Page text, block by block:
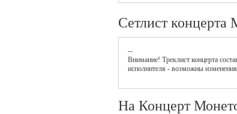
Сетлист концерта
--
Внимание! Треклист концерта
исполнителя - возможны
На Концерт